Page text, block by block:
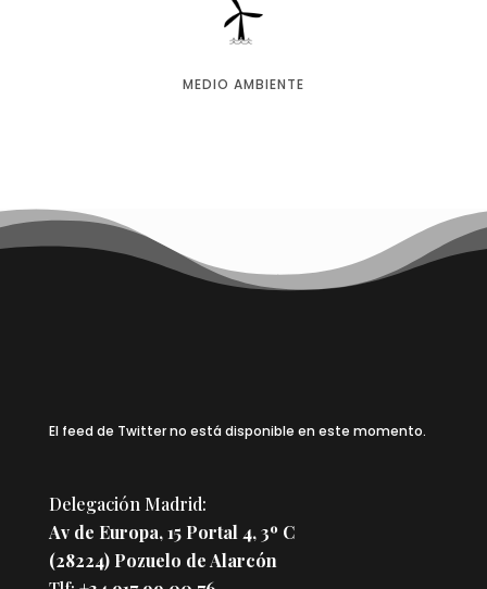
MEDIO AMBIENTE
El feed de Twitter no está disponible en este momento.
Delegación Madrid:
Av de Europa, 15 Portal 4, 3º C
(28224) Pozuelo de Alarcón